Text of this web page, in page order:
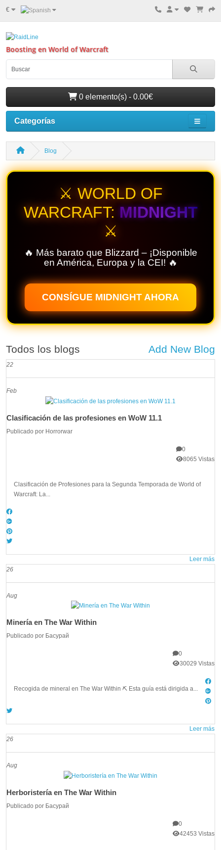
€
Boosting en World of Warcraft
0 elemento(s) - 0.00€
Categorías
Blog
⚔️ WORLD OF
WARCRAFT: MIDNIGHT
⚔️
🔥 Más barato que Blizzard – ¡Disponible
en América, Europa y la CEI! 🔥
CONSÍGUE MIDNIGHT AHORA
Todos los blogs Add New Blog
22
Feb
Clasificación de las profesiones en WoW 11.1
Publicado por Horrorwar
0
8065 Vistas
Clasificación de Profesiones para la Segunda Temporada de World of
Warcraft: La...
Leer más
26
Aug
Minería en The War Within
Publicado por Басурай
0
30029 Vistas
Recogida de mineral en The War Within ⛏️ Esta guía está dirigida a...
Leer más
26
Aug
Herboristería en The War Within
Publicado por Басурай
0
42453 Vistas